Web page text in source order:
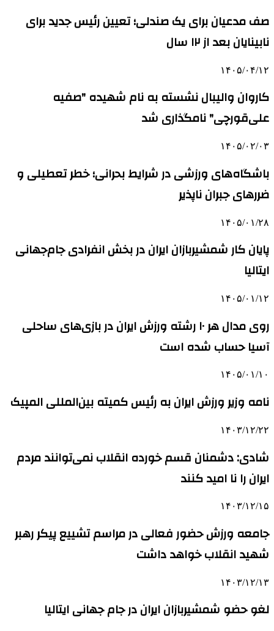
صف مدعیان برای یک صندلی؛ تعیین رئیس جدید برای
نابینایان بعد از ۱۲ سال
۱۴۰۵/۰۴/۱۲
کاروان والیبال نشسته به نام شهیده "صفیه
علی‌قورچی" نامگذاری شد
۱۴۰۵/۰۲/۰۳
باشگاه‌های ورزشی در شرایط بحرانی؛ خطر تعطیلی و
ضررهای جبران ناپذیر
۱۴۰۵/۰۱/۲۸
پایان کار شمشیربازان ایران در بخش انفرادی جام‌جهانی
ایتالیا
۱۴۰۵/۰۱/۱۲
روی مدال هر ۱۰ رشته ورزش ایران در بازی‌های ساحلی
آسیا حساب شده است
۱۴۰۵/۰۱/۱۰
نامه وزیر ورزش ایران به رئیس کمیته بین‌المللی المپیک
۱۴۰۳/۱۲/۲۲
شادی: دشمنان قسم خورده انقلاب نمی‌توانند مردم
ایران را نا امید کنند
۱۴۰۳/۱۲/۱۵
جامعه ورزش حضور فعالی در مراسم تشییع پیکر رهبر
شهید انقلاب خواهد داشت
۱۴۰۳/۱۲/۱۳
لغو حضو شمشیربازان ایران در جام جهانی ایتالیا